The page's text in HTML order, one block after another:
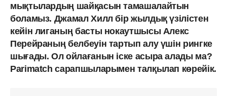
мықтылардың шайқасын тамашалайтын
боламыз. Джамал Хилл бір жылдық үзілістен
кейін лиганың басты нокаутшысы Алекс
Перейраның белбеуін тартып алу үшін рингке
шығады. Ол ойлағанын іске асыра алады ма?
Parimatch сарапшыларымен талқылап көрейік.